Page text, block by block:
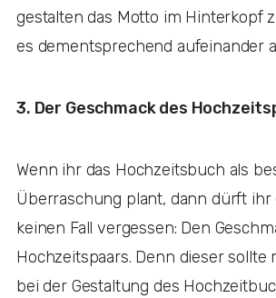
gestalten das Motto im Hinterkopf
es dementsprechend aufeinander
3. Der Geschmack des
Wenn ihr das Hochzeitsbuch als
Überraschung plant, dann dürft ihr
keinen Fall vergessen: Den
Hochzeitspaars. Denn dieser sollte
bei der Gestaltung des